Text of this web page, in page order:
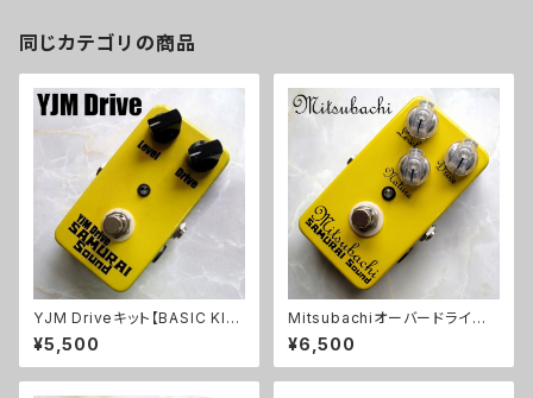
同じカテゴリの商品
YJM Driveキット【BASIC KI
T】
¥5,500
Mitsubachiオーバードライブ
キット【BASIC KIT】
¥6,500